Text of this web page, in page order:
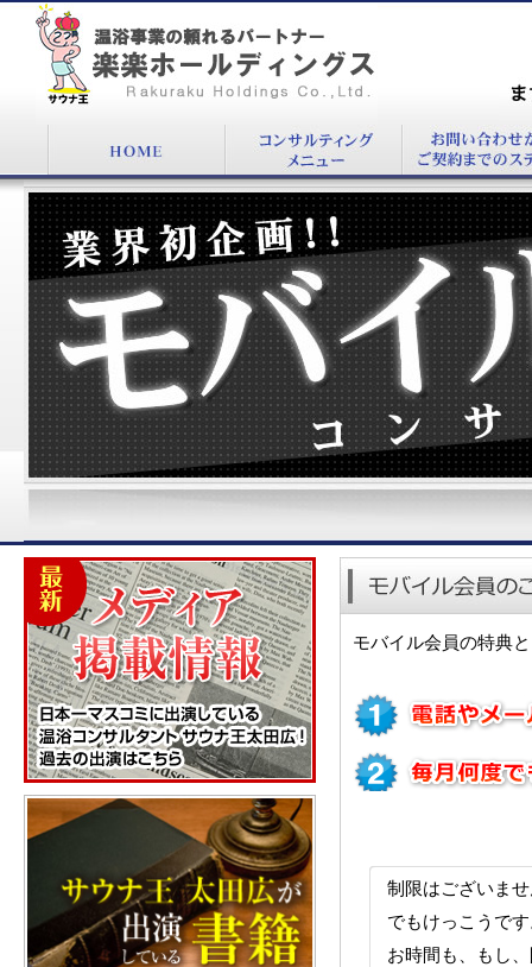
温浴・スーパー銭湯のコンサルタントは太田広
にお任せください。
00
業界初のモバイル温浴経営コンサルティングを承っております
モバイル会員の特典
制限はございま
でもけっこうで
お時間も、もし